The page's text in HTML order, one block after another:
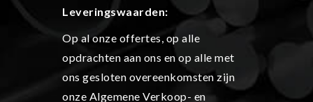
Leveringswaarden:
Op al onze offertes, op alle
opdrachten aan ons en op alle met
ons gesloten overeenkomsten zijn
onze Algemene Verkoop- en